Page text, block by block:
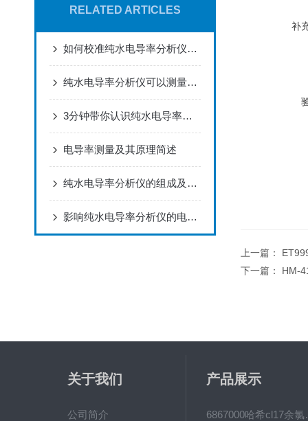
RELATED ARTICLES
如何校准纯水电导率分析仪以确保其测量精度？
纯水电导率分析仪可以测量哪些物质的电导率？
3分钟带你认识纯水电导率分析仪的功能特点
电导率测量及其原理简述
纯水电导率分析仪的组成及用途
影响纯水电导率分析仪的电导率测量因素有哪些
补
上一篇：
下一篇： HM-
关于我们
公司简介
产品展示
6867000